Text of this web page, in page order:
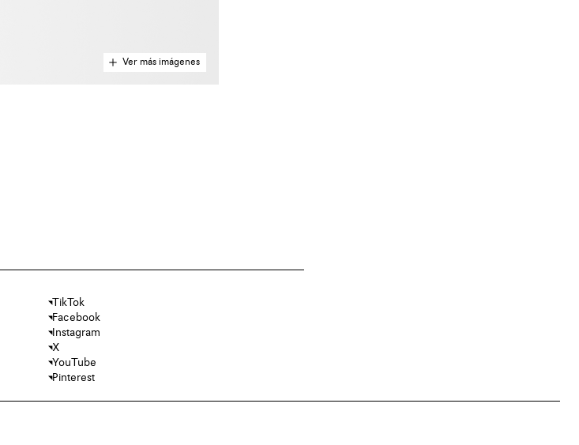
Ver más imágenes
TikTok
Facebook
Instagram
X
YouTube
Pinterest